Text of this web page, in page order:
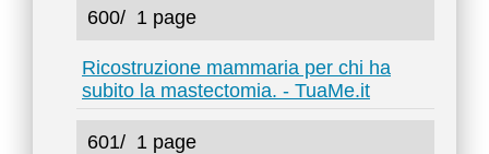
600/ 1 page
Ricostruzione mammaria per chi ha
subito la mastectomia. - TuaMe.it
601/ 1 page